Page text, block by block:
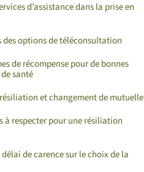
d’assistance dans la prise en
des options de téléconsultation
de récompense pour de bonnes
santé
résiliation et changement de mutuelle
à respecter pour une résiliation
de carence sur le choix de la